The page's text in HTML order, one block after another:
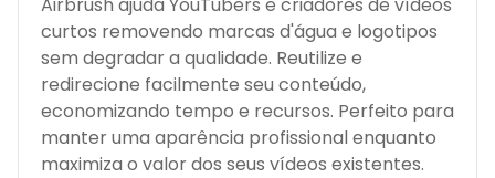
curtos removendo marcas d'água e logotipos
sem degradar a qualidade. Reutilize e
redirecione facilmente seu conteúdo,
economizando tempo e recursos. Perfeito para
manter uma aparência profissional enquanto
maximiza o valor dos seus vídeos existentes.